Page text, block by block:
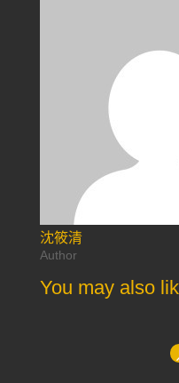
沈筱清
Author
You may also